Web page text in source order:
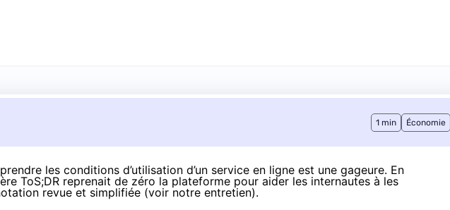
1 min Économie
les conditions d’utilisation d’un service en ligne est une gageure. En
ToS;DR reprenait de zéro la plateforme pour aider les internautes à les
revue et simplifiée (voir notre entretien).